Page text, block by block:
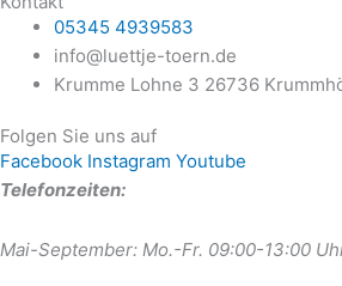
05345 4939583
info@luettje-toern.de
Krumme Lohne 3 26736
Folgen Sie uns auf
Facebook Instagram Youtube
Telefonzeiten:
Mai-September: Mo.-Fr. 09:00-13:00